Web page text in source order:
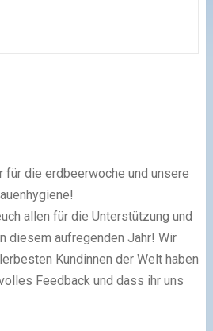
für die erdbeerwoche und unsere
allen für die Unterstützung und
diesem aufregenden Jahr! Wir
Kundinnen der Welt haben
Feedback und dass ihr uns